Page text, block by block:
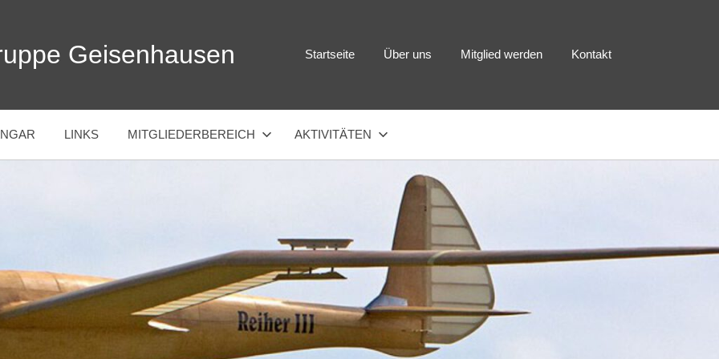
Geisenhausen Startseite Über uns Mitglied werden Kontakt
LINKS MITGLIEDERBEREICH AKTIVITÄTEN